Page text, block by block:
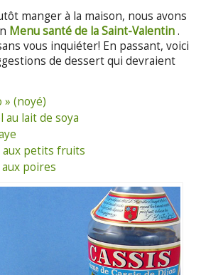
manger à la maison, nous avons
Menu santé de la Saint-Valentin.
vous inquiéter! En passant, voici
de dessert qui devraient
» (noyé)
au lait de soya
aux petits fruits
poires